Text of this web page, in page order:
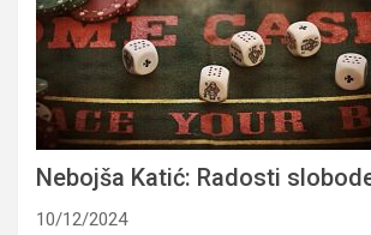
Nebojša Katić: Radosti
10/12/2024